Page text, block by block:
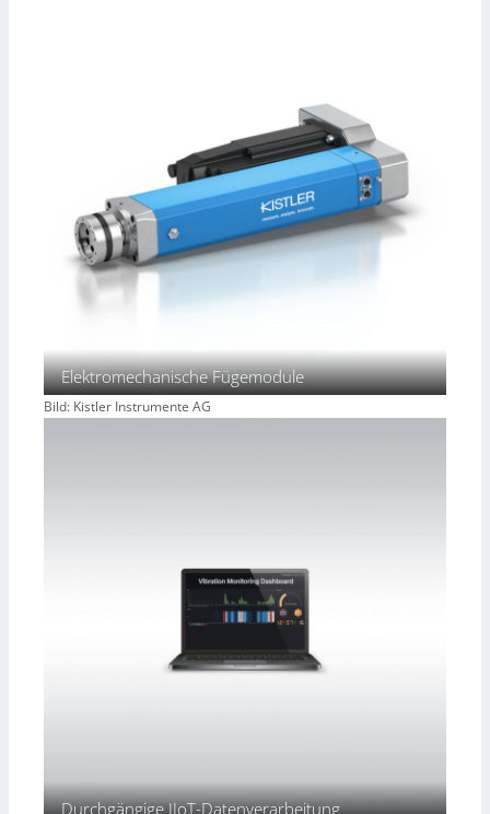
Elektromechanische Fügemodule
Bild: Kistler Instrumente AG
Durchgängige IIoT-Datenverarbeitung